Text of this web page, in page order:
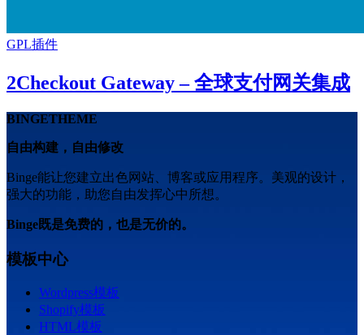
GPL插件
2Checkout Gateway – 全球支付网关集成
BINGETHEME
自由构建，自由修改
Binge能让您建立出色网站、博客或应用程序。美观的设计，
强大的功能，助您自由发挥心中所想。
Binge既是免费的，也是无价的。
模板中心
Wordpress模板
Shopify模板
HTML模板